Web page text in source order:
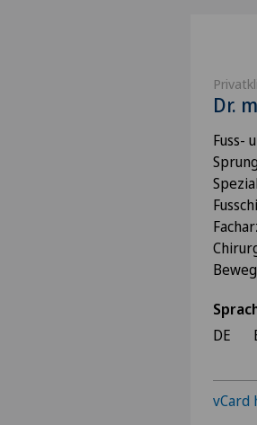
Dr.
Fuss-
DE
vCard